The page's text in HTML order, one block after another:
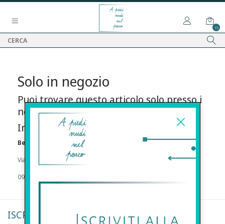
15
Solo in negozio
Puoi trovare questo articolo solo presso i
nostri punti vendita:
Info contatti
Before s.r.l.s.
Via Della Maestranza , 23 96100 Siracusa
09311962373
ISCRIVITI ALLA NEWSLETTER